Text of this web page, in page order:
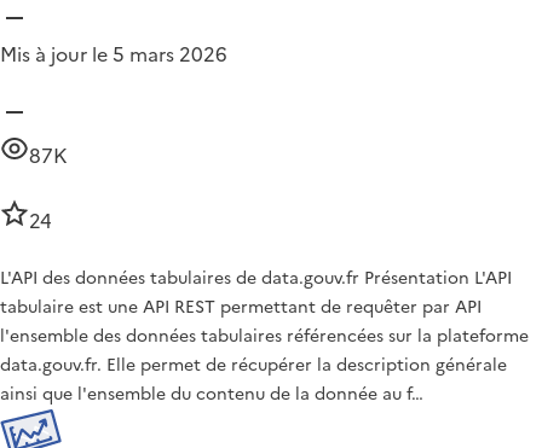
Mis à jour le 5 mars 2026
87K
24
L'API des données tabulaires de data.gouv.fr Présentation L'API
tabulaire est une API REST permettant de requêter par API
l'ensemble des données tabulaires référencées sur la plateforme
data.gouv.fr. Elle permet de récupérer la description générale
ainsi que l'ensemble du contenu de la donnée au f…